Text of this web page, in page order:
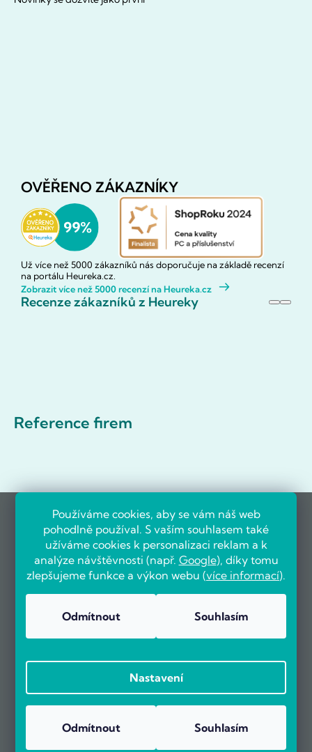
Používáme cookies, aby se vám náš web
pohodlně používal. S vaším souhlasem také
užíváme cookies k personalizaci reklam a k
analýze návštěvnosti (např. Google), díky tomu
zlepšujeme funkce a výkon webu (více informací).
Odmítnout Souhlasím
Nastavení
Odmítnout Souhlasím
OVĚŘENO ZÁKAZNÍKY
Už více než 5000 zákazníků nás doporučuje na základě recenzí
na portálu Heureka.cz.
Zobrazit více než 5000 recenzí na Heureka.cz
Recenze zákazníků z Heureky
Reference firem